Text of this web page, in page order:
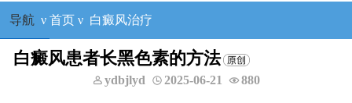
导航 ν 首页ν 白癜风治疗
白癜风患者长黑色素的方法
ydbjlyd 2025-06-21 880